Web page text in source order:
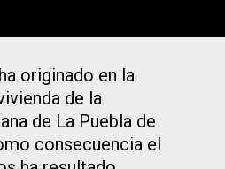
originado en la
de la
de La Puebla de
consecuencia el